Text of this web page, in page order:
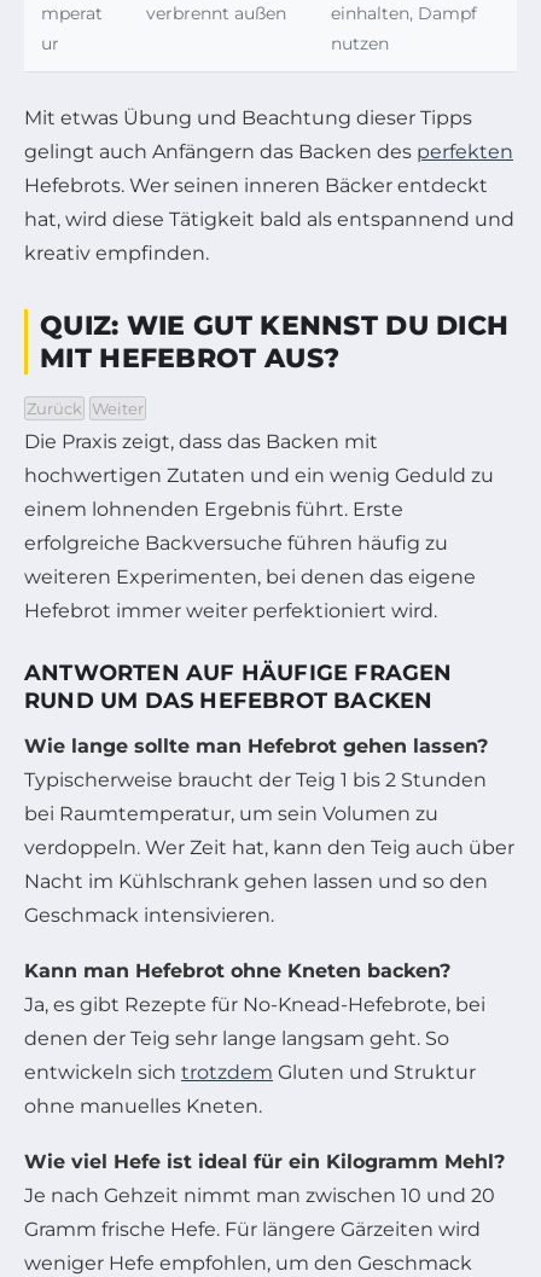
mperat
ur
verbrennt außen
einhalten, Dampf
nutzen
Mit etwas Übung und Beachtung dieser Tipps
gelingt auch Anfängern das Backen des perfekten
Hefebrots. Wer seinen inneren Bäcker entdeckt
hat, wird diese Tätigkeit bald als entspannend und
kreativ empfinden.
QUIZ: WIE GUT KENNST DU DICH
MIT HEFEBROT AUS?
Wähle eine Antwort und klicke dann auf Weiter
Zurück Weiter
Die Praxis zeigt, dass das Backen mit
hochwertigen Zutaten und ein wenig Geduld zu
einem lohnenden Ergebnis führt. Erste
erfolgreiche Backversuche führen häufig zu
weiteren Experimenten, bei denen das eigene
Hefebrot immer weiter perfektioniert wird.
ANTWORTEN AUF HÄUFIGE FRAGEN
RUND UM DAS HEFEBROT BACKEN
Wie lange sollte man Hefebrot gehen lassen?
Typischerweise braucht der Teig 1 bis 2 Stunden
bei Raumtemperatur, um sein Volumen zu
verdoppeln. Wer Zeit hat, kann den Teig auch über
Nacht im Kühlschrank gehen lassen und so den
Geschmack intensivieren.
Kann man Hefebrot ohne Kneten backen?
Ja, es gibt Rezepte für No-Knead-Hefebrote, bei
denen der Teig sehr lange langsam geht. So
entwickeln sich trotzdem Gluten und Struktur
ohne manuelles Kneten.
Wie viel Hefe ist ideal für ein Kilogramm Mehl?
Je nach Gehzeit nimmt man zwischen 10 und 20
Gramm frische Hefe. Für längere Gärzeiten wird
weniger Hefe empfohlen, um den Geschmack